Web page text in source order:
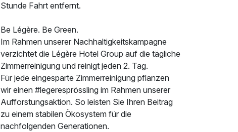
Stunde Fahrt entfernt.
Be Légère. Be Green.
Im Rahmen unserer Nachhaltigkeitskampagne
verzichtet die Légère Hotel Group auf die tägliche
Zimmerreinigung und reinigt jeden 2. Tag.
Für jede eingesparte Zimmerreinigung pflanzen
wir einen #legeresprössling im Rahmen unserer
Aufforstungsaktion. So leisten Sie Ihren Beitrag
zu einem stabilen Ökosystem für die
nachfolgenden Generationen.